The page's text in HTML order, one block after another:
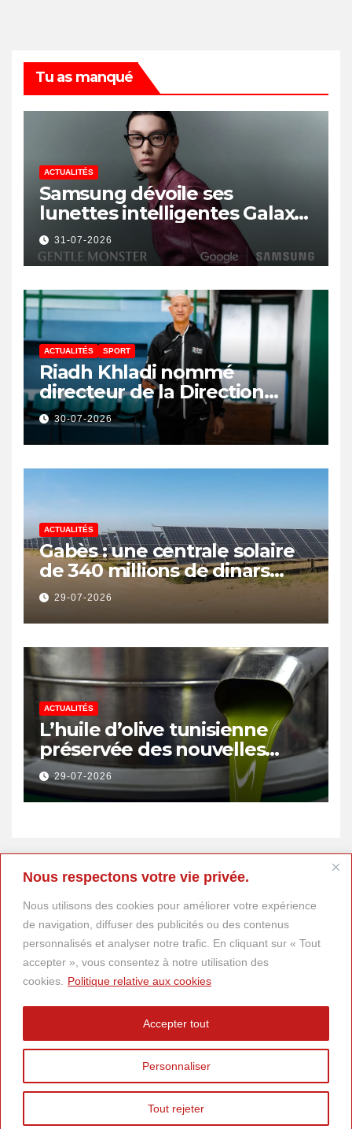
Nous respectons votre vie privée.
Nous utilisons des cookies pour améliorer votre expérience
de navigation, diffuser des publicités ou des contenus
personnalisés et analyser notre trafic. En cliquant sur « Tout
accepter », vous consentez à notre utilisation des
cookies.
Politique relative aux cookies
Personnaliser
Tout rejeter
Accepter tout
Tu as manqué
ACTUALITÉS
Samsung dévoile ses
lunettes intelligentes Galaxy
avec IA et Gemini
31-07-2026
ACTUALITÉS SPORT
Riadh Khladi nommé
directeur de la Direction
Nationale de l’Arbitrage
30-07-2026
ACTUALITÉS
Gabès : une centrale solaire
de 340 millions de dinars
pour renforcer la transition
énergétique et créer 400
emplois
29-07-2026
ACTUALITÉS
L’huile d’olive tunisienne
préservée des nouvelles
surtaxes américaines de
Donald Trump
29-07-2026
DESCARTES Magazine